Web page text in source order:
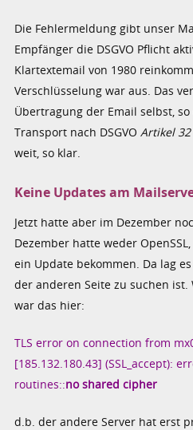
Die Fehlermeldung gibt unser
Empfänger die DSGVO Pflicht
Klartextemail von 1980
Verschlüsselung war aus. Das
Übertragung der Email selbst,
Transport nach DSGVOArtikel 32
weit, so klar.
Keine Updates am
Jetzt hatte aber im Dezember
Dezember hatte weder
ein Update bekommen. Da lag
der anderen Seite zu suchen
war das hier:
TLS error on connection from
[185.132.180.43] (SSL_accept):
routines::no shared cipher
d.b. der andere Server hat erst